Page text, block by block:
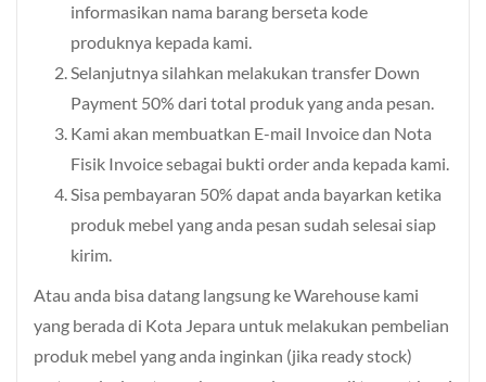
informasikan nama barang berseta kode
produknya kepada kami.
Selanjutnya silahkan melakukan transfer Down
Payment 50% dari total produk yang anda pesan.
Kami akan membuatkan E-mail Invoice dan Nota
Fisik Invoice sebagai bukti order anda kepada kami.
Sisa pembayaran 50% dapat anda bayarkan ketika
produk mebel yang anda pesan sudah selesai siap
kirim.
Atau anda bisa datang langsung ke Warehouse kami
yang berada di Kota Jepara untuk melakukan pembelian
produk mebel yang anda inginkan (jika ready stock)